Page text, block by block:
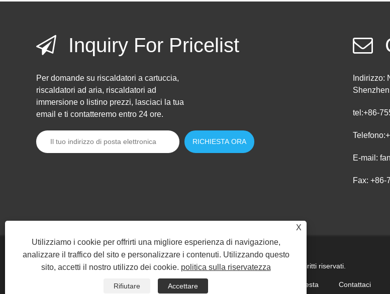
Inquiry For Pricelist
Per domande su riscaldatori a cartuccia,
riscaldatori ad aria, riscaldatori ad
immersione o listino prezzi, lasciaci la tua
email e ti contatteremo entro 24 ore.
Indirizzo:
tel:+86-
Telefono:
E-mail:
Fax: +86-
Copyright © 2024 Shenzhen Xinhongda Galvanothermy Technology Co., Ltd. Tutti i diritti riservati.
Prodotti Notizia Invia richiesta Contattaci
X
Utilizziamo i cookie per offrirti una migliore esperienza di navigazione,
analizzare il traffico del sito e personalizzare i contenuti. Utilizzando questo
sito, accetti il ​​nostro utilizzo dei cookie. politica sulla riservatezza
Rifiutare Accettare